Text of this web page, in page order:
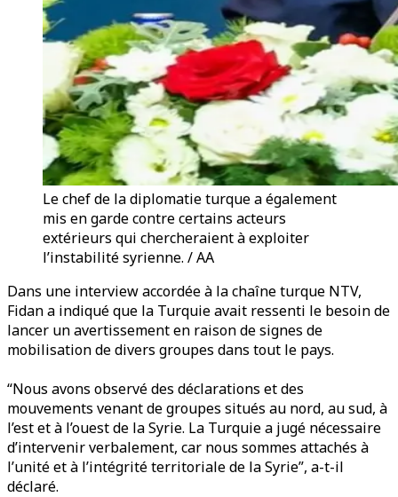
Le chef de la diplomatie turque a également
mis en garde contre certains acteurs
extérieurs qui chercheraient à exploiter
l’instabilité syrienne. / AA
Dans une interview accordée à la chaîne turque NTV,
Fidan a indiqué que la Turquie avait ressenti le besoin de
lancer un avertissement en raison de signes de
mobilisation de divers groupes dans tout le pays.
“Nous avons observé des déclarations et des
mouvements venant de groupes situés au nord, au sud, à
l’est et à l’ouest de la Syrie. La Turquie a jugé nécessaire
d’intervenir verbalement, car nous sommes attachés à
l’unité et à l’intégrité territoriale de la Syrie”, a-t-il
déclaré.